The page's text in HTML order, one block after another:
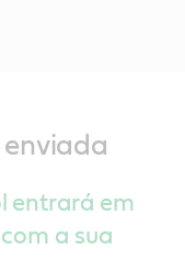
entrará em
a sua